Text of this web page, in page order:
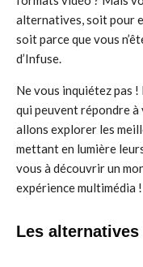
alternatives, soit pour
soit parce que vous
d’Infuse.
Ne vous inquiétez pas
qui peuvent répondre à
allons explorer les
mettant en lumière
vous à découvrir un
expérience multimédia !
Les